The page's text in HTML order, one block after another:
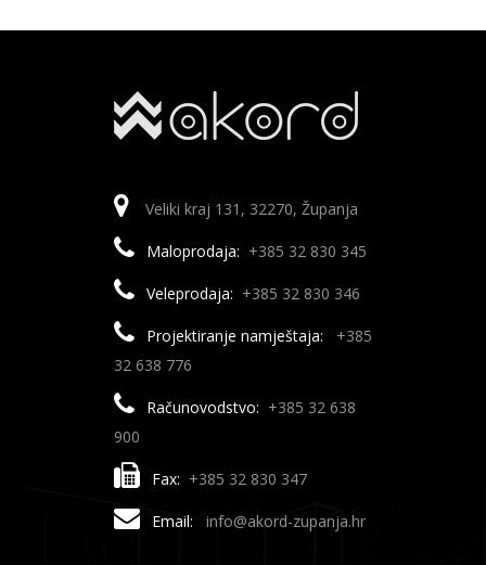
Veliki kraj 131, 32270, Županja
Maloprodaja: +385 32 830 345
Veleprodaja: +385 32 830 346
Projektiranje namještaja:
+385
32 638 776
Računovodstvo: +385 32 638
900
Fax: +385 32 830 347
Email: info@akord-zupanja.hr